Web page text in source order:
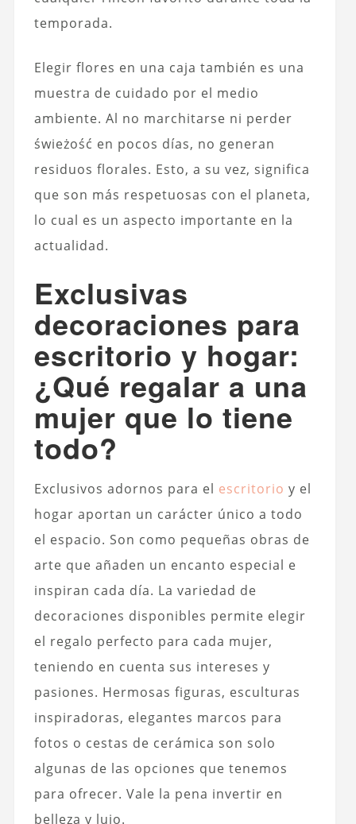
temporada.
Elegir flores en una caja también es una
muestra de cuidado por el medio
ambiente. Al no marchitarse ni perder
świeżość en pocos días, no generan
residuos florales. Esto, a su vez, significa
que son más respetuosas con el planeta,
lo cual es un aspecto importante en la
actualidad.
Exclusivas
decoraciones para
escritorio y hogar:
¿Qué regalar a una
mujer que lo tiene
todo?
Exclusivos adornos para el escritorio y el
hogar aportan un carácter único a todo
el espacio. Son como pequeñas obras de
arte que añaden un encanto especial e
inspiran cada día. La variedad de
decoraciones disponibles permite elegir
el regalo perfecto para cada mujer,
teniendo en cuenta sus intereses y
pasiones. Hermosas figuras, esculturas
inspiradoras, elegantes marcos para
fotos o cestas de cerámica son solo
algunas de las opciones que tenemos
para ofrecer. Vale la pena invertir en
belleza y lujo.